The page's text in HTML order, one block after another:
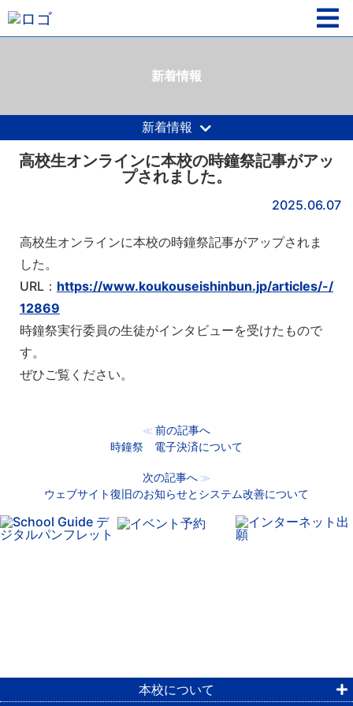
新着情報
新着情報
高校生オンラインに本校の時鐘祭記事がアッ
プされました。
2025.06.07
高校生オンラインに本校の時鐘祭記事がアップされま
した。
URL： https://www.koukouseishinbun.jp/articles/-/
12869
時鐘祭実行委員の生徒がインタビューを受けたもので
す。
ぜひご覧ください。
≪ 前の記事へ
時鐘祭 電子決済について
次の記事へ ≫
ウェブサイト復旧のお知らせとシステム改善について
本校について